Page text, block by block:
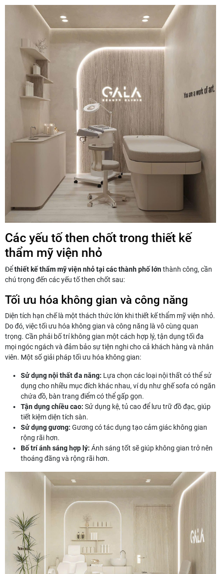
Các yếu tố then chốt trong thiết kế
thẩm mỹ viện nhỏ
Đểthiết kế thẩm mỹ viện nhỏ tại các thành phố lớnthành công, cần
chú trọng đến các yếu tố then chốt sau:
Tối ưu hóa không gian và công năng
Diện tích hạn chế là một thách thức lớn khi thiết kế thẩm mỹ viện nhỏ.
Do đó, việc tối ưu hóa không gian và công năng là vô cùng quan
trọng. Cần phải bố trí không gian một cách hợp lý, tận dụng tối đa
mọi ngóc ngách và đảm bảo sự tiện nghi cho cả khách hàng và nhân
viên. Một số giải pháp tối ưu hóa không gian:
Sử dụng nội thất đa năng: Lựa chọn các loại nội thất có thể sử
dụng cho nhiều mục đích khác nhau, ví dụ như ghế sofa có ngăn
chứa đồ, bàn trang điểm có thể gấp gọn.
Tận dụng chiều cao: Sử dụng kệ, tủ cao để lưu trữ đồ đạc, giúp
tiết kiệm diện tích sàn.
Sử dụng gương: Gương có tác dụng tạo cảm giác không gian
rộng rãi hơn.
Bố trí ánh sáng hợp lý: Ánh sáng tốt sẽ giúp không gian trở nên
thoáng đãng và rộng rãi hơn.